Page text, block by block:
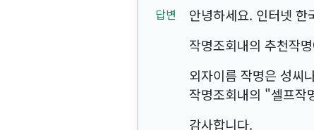
안녕하세요. 인터넷
작명조회내의 추천작
외자이름 작명은 성씨
작명조회내의 "셀프작
감사합니다.